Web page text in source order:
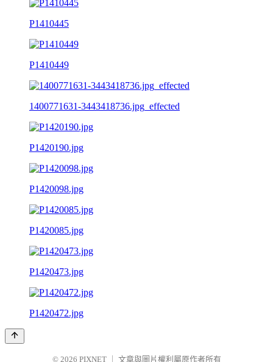
P1410445
P1410449
1400771631-3443418736.jpg_effected
P1420190.jpg
P1420098.jpg
P1420085.jpg
P1420473.jpg
P1420472.jpg
© 2026 PIXNET 文章與圖片權利屬原作者所有